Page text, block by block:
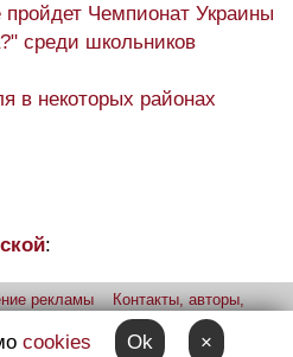
Чемпионат Украины
среди школьников
в некоторых районах
:
рекламы
Контакты, авторы,
iPhone
Patreon
cookies Ok ×